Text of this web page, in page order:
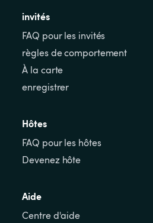
invités
FAQ pour les invités
règles de comportement
À la carte
enregistrer
Hôtes
FAQ pour les hôtes
Devenez hôte
Aide
Centre d'aide